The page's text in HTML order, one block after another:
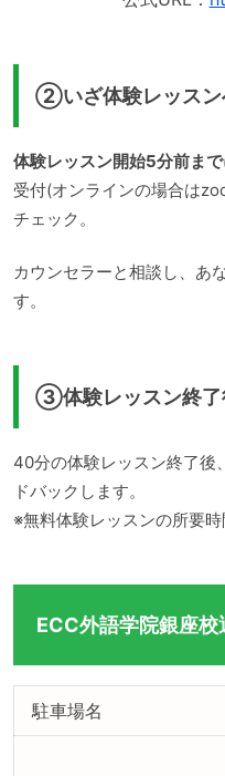
②いざ体験レッスン
体験レッスン開始5分前まで
受付(オンラインの場合は
チェック。
カウンセラーと相談し、あ
す。
③体験レッスン終了
40分の体験レッスン終了後
ドバックします。
※無料体験レッスンの所要
ECC外語学院銀座
駐車場名